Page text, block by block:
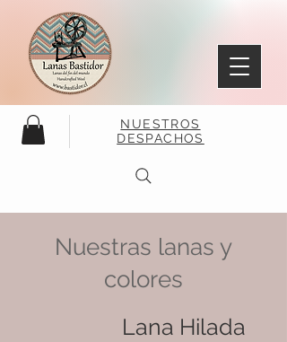
NUESTROS
DESPACHOS
Nuestras lanas y
colores
Lana Hilada